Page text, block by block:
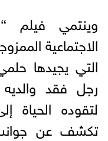
وينتمي فيلم
الاجتماعية
التي يجيدها
رجل فقد
لتقوده الحياة
تكشف عن